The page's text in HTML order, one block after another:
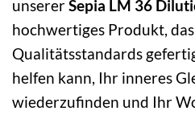
unsererSepia LM 36
hochwertiges Produkt,
Qualitätsstandards
helfen kann, Ihr inneres
wiederzufinden und Ihr